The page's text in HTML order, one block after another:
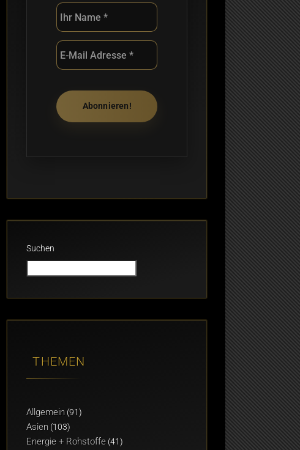
Suchen
THEMEN
Allgemein (91)
Asien (103)
Energie + Rohstoffe (41)